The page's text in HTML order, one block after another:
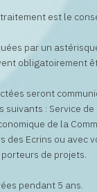
est le
par un
obligatoirement
seront
suivants : Service de
de la
des Ecrins ou avec
de projets.
pendant 5 ans.